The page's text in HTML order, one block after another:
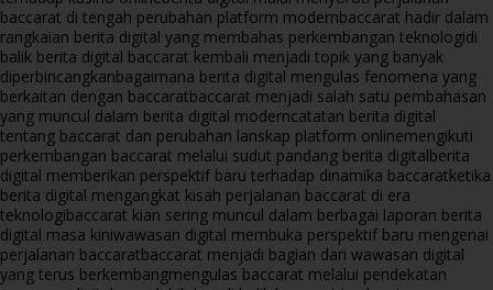
baccarat di tengah perubahan platform modernbaccarat hadir dalam
rangkaian berita digital yang membahas perkembangan teknologidi
balik berita digital baccarat kembali menjadi topik yang banyak
diperbincangkanbagaimana berita digital mengulas fenomena yang
berkaitan dengan baccaratbaccarat menjadi salah satu pembahasan
yang muncul dalam berita digital moderncatatan berita digital
tentang baccarat dan perubahan lanskap platform onlinemengikuti
perkembangan baccarat melalui sudut pandang berita digitalberita
digital memberikan perspektif baru terhadap dinamika baccaratketika
berita digital mengangkat kisah perjalanan baccarat di era
teknologibaccarat kian sering muncul dalam berbagai laporan berita
digital masa kiniwawasan digital membuka perspektif baru mengenai
perjalanan baccaratbaccarat menjadi bagian dari wawasan digital
yang terus berkembangmengulas baccarat melalui pendekatan